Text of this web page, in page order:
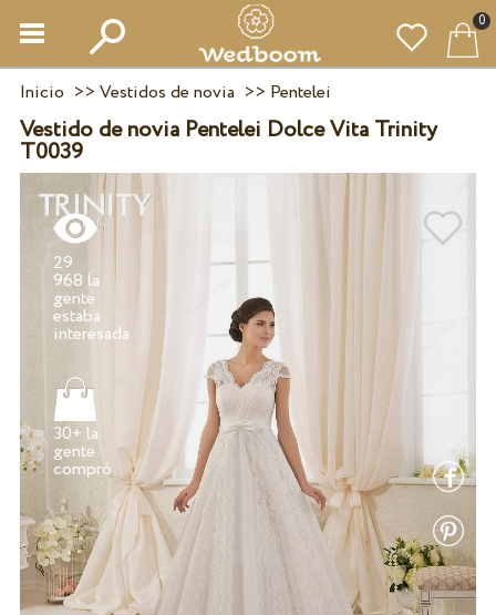
0
Inicio >> Vestidos de novia >> Pentelei
Vestido de novia Pentelei Dolce Vita Trinity
T0039
29
968 la
gente
estaba
30+ la
gente
compró